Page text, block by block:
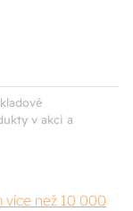
v akci a
více než 10 000